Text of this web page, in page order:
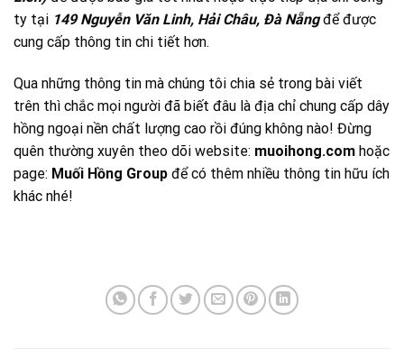
ty tại 149 Nguyễn Văn Linh, Hải Châu, Đà Nẵngđể được
cung cấp thông tin chi tiết hơn.
Qua những thông tin mà chúng tôi chia sẻ trong bài viết
trên thì chắc mọi người đã biết đâu là địa chỉ chung cấp dây
hồng ngoại nền chất lượng cao rồi đúng không nào! Đừng
quên thường xuyên theo dõi website: muoihong.com hoặc
page: Muối Hồng Group để có thêm nhiều thông tin hữu ích
khác nhé!